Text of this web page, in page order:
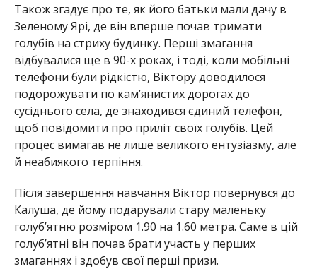
Також згадує про те, як його батьки мали дачу в
Зеленому Ярі, де він вперше почав тримати
голубів на стриху будинку. Перші змагання
відбувалися ще в 90-х роках, і тоді, коли мобільні
телефони були рідкістю, Віктору доводилося
подорожувати по кам’янистих дорогах до
сусіднього села, де знаходився єдиний телефон,
щоб повідомити про приліт своїх голубів. Цей
процес вимагав не лише великого ентузіазму, але
й неабиякого терпіння.
Після завершення навчання Віктор повернувся до
Калуша, де йому подарували стару маленьку
голуб’ятню розміром 1.90 на 1.60 метра. Саме в цій
голуб’ятні він почав брати участь у перших
змаганнях і здобув свої перші призи.